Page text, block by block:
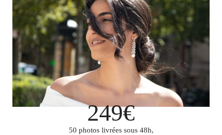
249€
50 photos livrées sous 48h,